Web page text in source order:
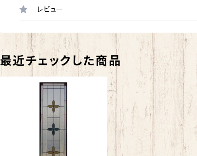
レビュー
最近チェックした商品